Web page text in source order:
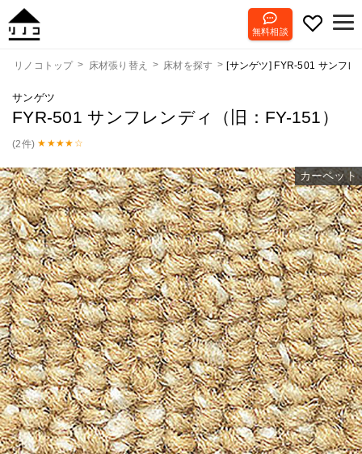
無料相談
リノコトップ 床材張り替え 床材を探す [サンゲツ] FYR-501 サンフレ
サンゲツ
FYR-501 サンフレンディ（旧：FY-151）
(2件)
カーペット